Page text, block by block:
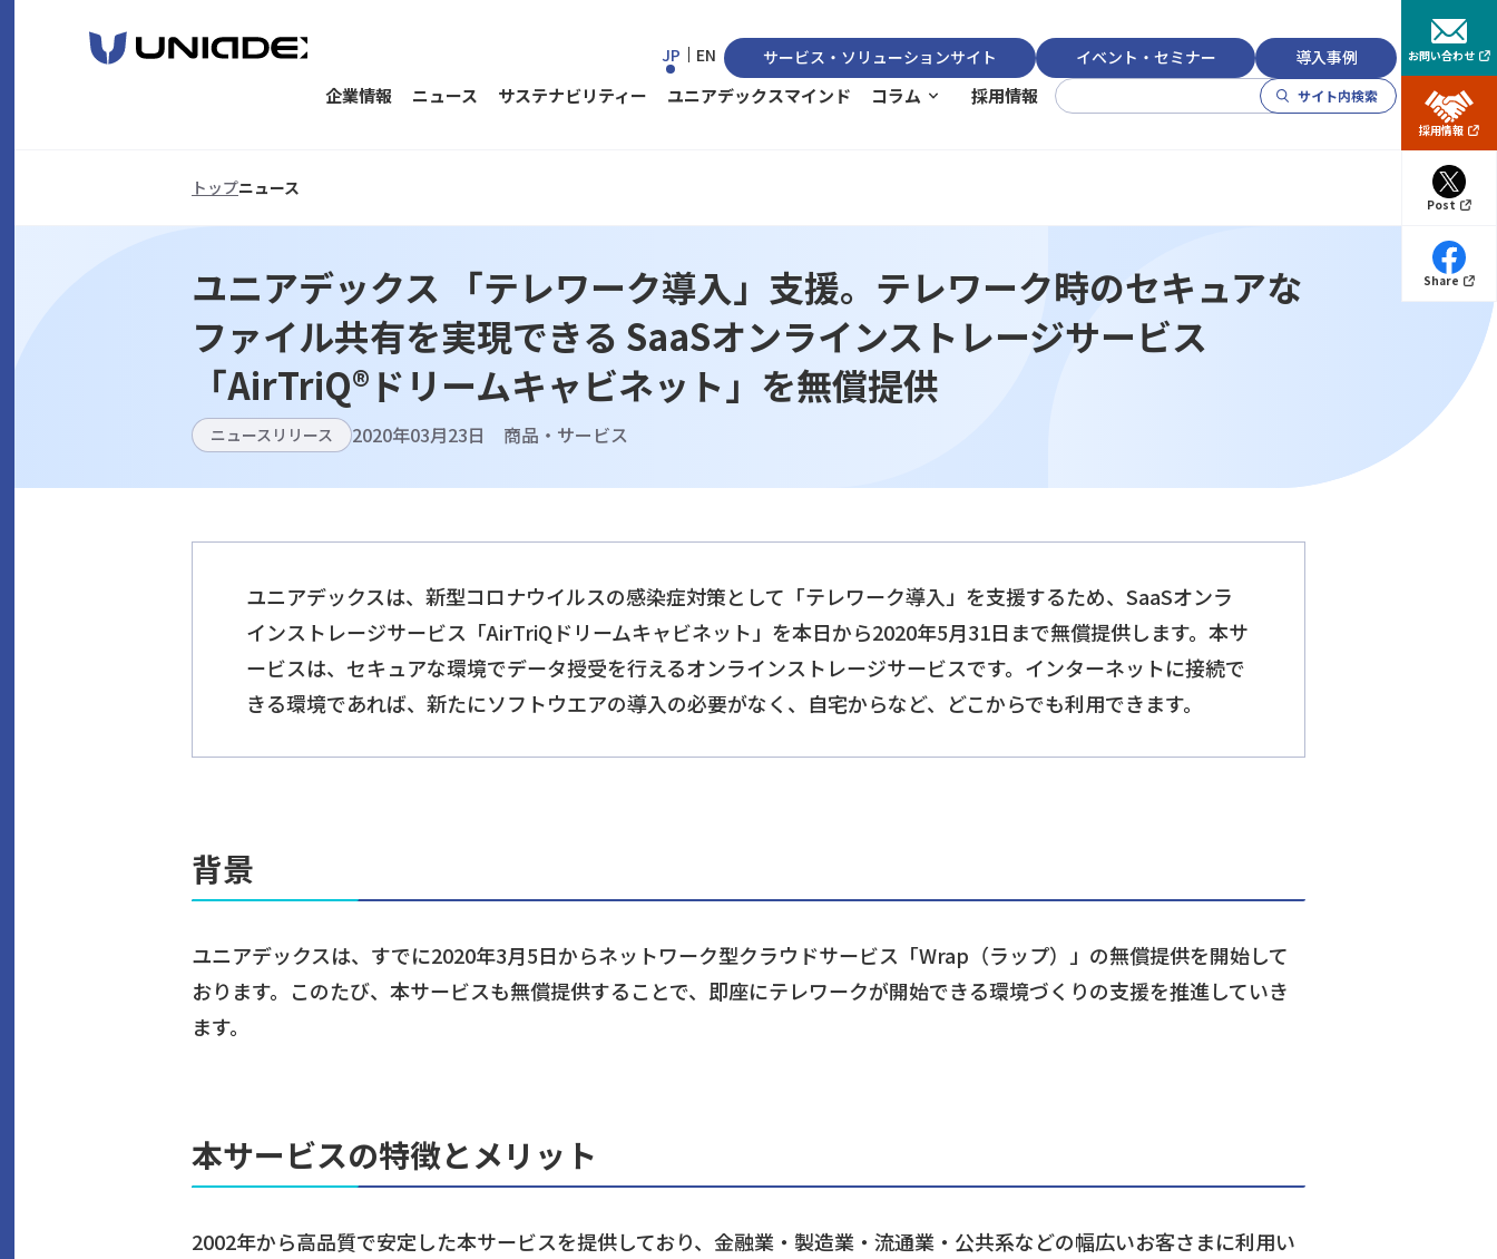
お問い合わせ
採用情報
Post
Share
企業情報 ニュース サステナビリティー ユニアデックスマインド コラム 採用情報
サービス・ソリューションサイト イベント・セミナー 導入事例
JP EN
サイト内検索
トップニュース
ユニアデックス 「テレワーク導入」支援。テレワーク時のセキュアな
ファイル共有を実現できる SaaSオンラインストレージサービス
「AirTriQ®ドリームキャビネット」を無償提供
ニュースリリース 2020年03月23日 商品・サービス
ユニアデックスは、新型コロナウイルスの感染症対策として「テレワーク導入」を支援するため、SaaSオンラ
インストレージサービス「AirTriQドリームキャビネット」を本日から2020年5月31日まで無償提供します。本サ
ービスは、セキュアな環境でデータ授受を行えるオンラインストレージサービスです。インターネットに接続で
きる環境であれば、新たにソフトウエアの導入の必要がなく、自宅からなど、どこからでも利用できます。
背景
ユニアデックスは、すでに2020年3月5日からネットワーク型クラウドサービス「Wrap（ラップ）」の無償提供を開始して
おります。このたび、本サービスも無償提供することで、即座にテレワークが開始できる環境づくりの支援を推進していき
ます。
本サービスの特徴とメリット
2002年から高品質で安定した本サービスを提供しており、金融業・製造業・流通業・公共系などの幅広いお客さまに利用い